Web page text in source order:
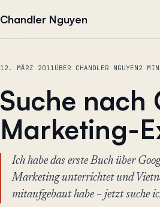
Chandler Nguyen
12. MÄRZ 2011ÜBER CHANDLER NGUYEN2
Suche nach
Marketing-
Ich habe das erste Buch über
Marketing unterrichtet und
mitaufgebaut habe – jetzt suche